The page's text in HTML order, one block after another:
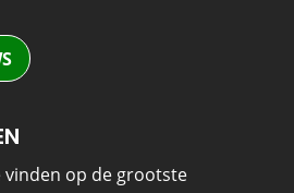
vinden op de grootste